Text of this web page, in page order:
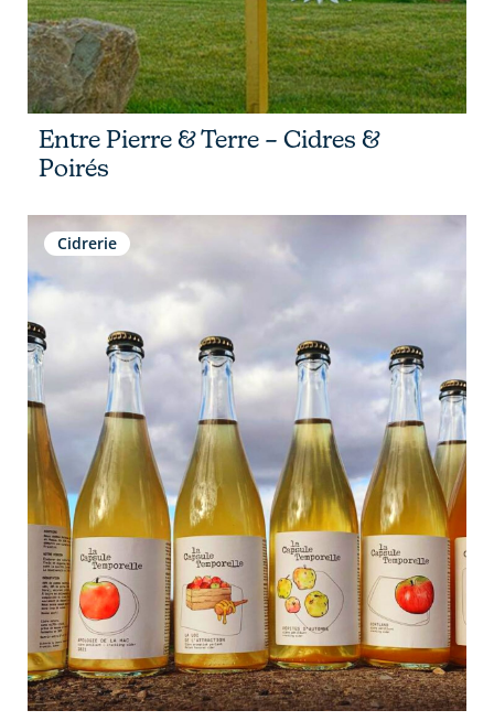
Entre Pierre & Terre – Cidres &
Poirés
Cidrerie